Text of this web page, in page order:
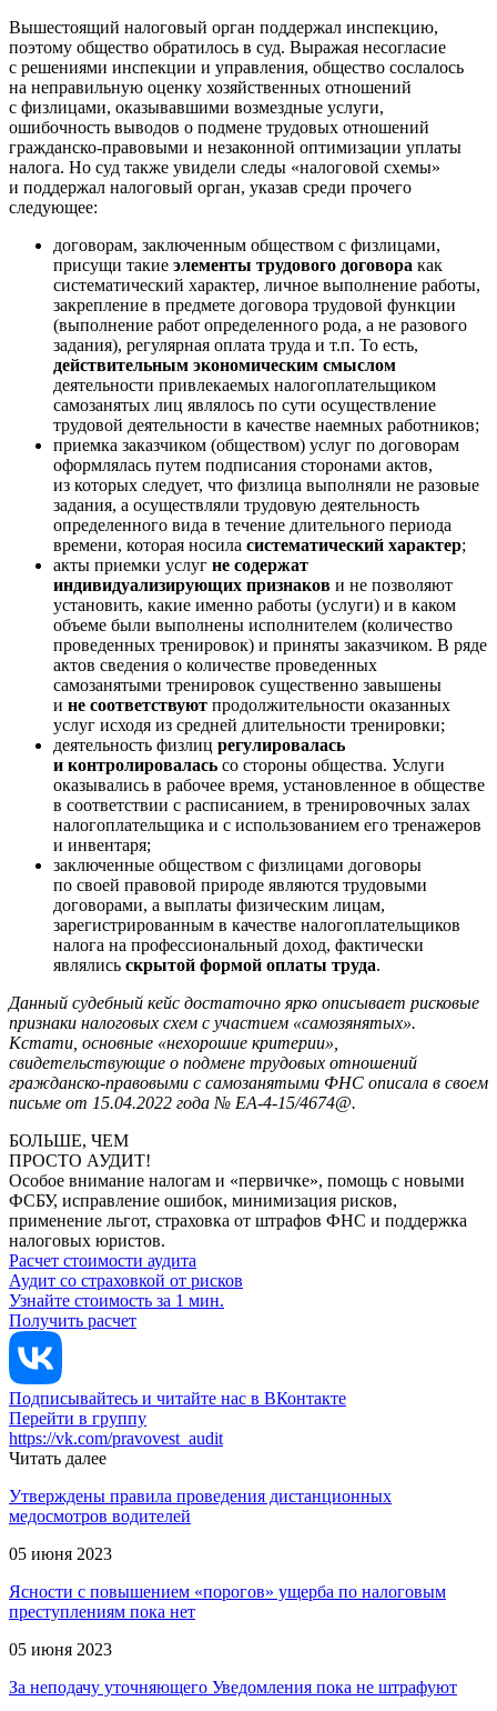
Вышестоящий налоговый орган поддержал инспекцию,
поэтому общество обратилось в суд. Выражая несогласие
с решениями инспекции и управления, общество сослалось
на неправильную оценку хозяйственных отношений
с физлицами, оказывавшими возмездные услуги,
ошибочность выводов о подмене трудовых отношений
гражданско-правовыми и незаконной оптимизации уплаты
налога. Но суд также увидели следы «налоговой схемы»
и поддержал налоговый орган, указав среди прочего
следующее:
договорам, заключенным обществом с физлицами,
присущи такие элементы трудового договора как
систематический характер, личное выполнение работы,
закрепление в предмете договора трудовой функции
(выполнение работ определенного рода, а не разового
задания), регулярная оплата труда и т.п. То есть,
действительным экономическим смыслом
деятельности привлекаемых налогоплательщиком
самозанятых лиц являлось по сути осуществление
трудовой деятельности в качестве наемных работников;
приемка заказчиком (обществом) услуг по договорам
оформлялась путем подписания сторонами актов,
из которых следует, что физлица выполняли не разовые
задания, а осуществляли трудовую деятельность
определенного вида в течение длительного периода
времени, которая носила систематический характер;
акты приемки услуг не содержат
индивидуализирующих признаков и не позволяют
установить, какие именно работы (услуги) и в каком
объеме были выполнены исполнителем (количество
проведенных тренировок) и приняты заказчиком. В ряде
актов сведения о количестве проведенных
самозанятыми тренировок существенно завышены
и не соответствуют продолжительности оказанных
услуг исходя из средней длительности тренировки;
деятельность физлиц регулировалась
и контролировалась со стороны общества. Услуги
оказывались в рабочее время, установленное в обществе
в соответствии с расписанием, в тренировочных залах
налогоплательщика и с использованием его тренажеров
и инвентаря;
заключенные обществом с физлицами договоры
по своей правовой природе являются трудовыми
договорами, а выплаты физическим лицам,
зарегистрированным в качестве налогоплательщиков
налога на профессиональный доход, фактически
являлись скрытой формой оплаты труда.
Данный судебный кейс достаточно ярко описывает рисковые
признаки налоговых схем с участием «самозянятых».
Кстати, основные «нехорошие критерии»,
свидетельствующие о подмене трудовых отношений
гражданско-правовыми с самозанятыми ФНС описала в своем
письме от 15.04.2022 года № ЕА-4-15/4674@.
БОЛЬШЕ, ЧЕМ
ПРОСТО АУДИТ!
Особое внимание налогам и «первичке», помощь с новыми
ФСБУ, исправление ошибок, минимизация рисков,
применение льгот, страховка от штрафов ФНС и поддержка
налоговых юристов.
Расчет стоимости аудита
Аудит со страховкой от рисков
Узнайте стоимость за 1 мин.
Получить расчет
Подписывайтесь и читайте нас в ВКонтакте
Перейти в группу
https://vk.com/pravovest_audit
Читать далее
Утверждены правила проведения дистанционных
медосмотров водителей
05 июня 2023
Ясности с повышением «порогов» ущерба по налоговым
преступлениям пока нет
05 июня 2023
За неподачу уточняющего Уведомления пока не штрафуют